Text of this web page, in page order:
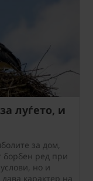
луѓето, и
за дом,
борбен ред при
но и
карактер на